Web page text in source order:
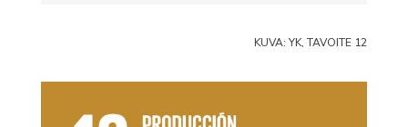
KUVA: YK, TAVOITE 12